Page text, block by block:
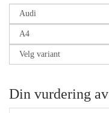
Din vurdering av